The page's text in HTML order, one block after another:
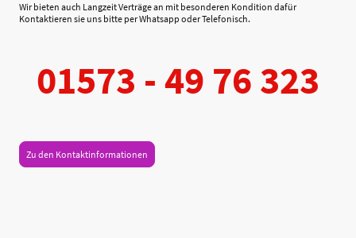
Wir bieten auch Langzeit Verträge an mit besonderen Kondition dafür
Kontaktieren sie uns bitte per Whatsapp oder Telefonisch.
01573 - 49 76 323
Zu den Kontaktinformationen